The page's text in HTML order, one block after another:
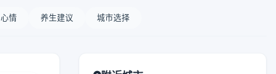
心情 养生建议 城市选择